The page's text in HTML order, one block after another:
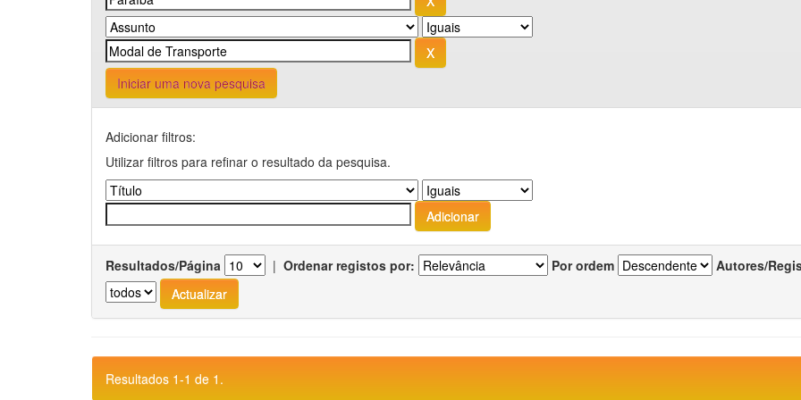
Iniciar uma nova pesquisa
Adicionar filtros:
Utilizar filtros para refinar o resultado da pesquisa.
Resultados/Página | Ordenar registos por: Por ordem Autores/
Resultados 1-1 de 1.